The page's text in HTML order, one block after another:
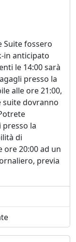
Suite fossero
in anticipato
le 14:00 sarà
presso la
alle ore 21:00,
suite dovranno
la
di
20:00 ad un
previa